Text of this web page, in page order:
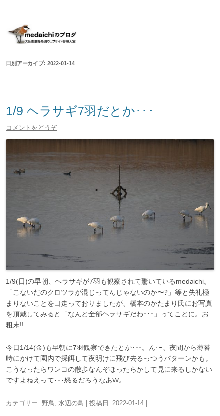
日別アーカイブ: 2022-01-14
1/9 ヘラサギ7羽だとか･･･
コメントをどうぞ
1/9(日)の早朝、ヘラサギが7羽も観察されて驚いているmedaichi。
「こないだのクロツラが混じってんじゃないのか〜?」等と失礼極
まりないことを口走っておりましたが、橋本のかたまり氏にお写真
を頂戴してみると「なんと全部ヘラサギだわ･･･」ってことに。お
粗末!!
今日1/14(金)も早朝に7羽観察できたとか･･･。ん〜、夜間から薄暮
時にかけて園内で採餌して夜明けに飛び去るっつうパターンかも。
こうなったらワンコの散歩なんぞほったらかして見に来るしかない
ですよねえって･･･怒るだろうなあW。
カテゴリー: 野鳥 水辺の鳥 | 投稿日: 2022-01-14 |